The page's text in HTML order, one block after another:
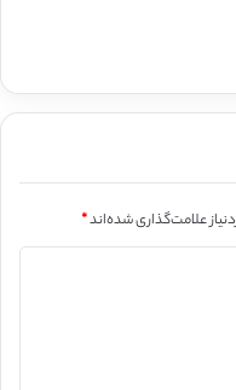
علامت‌گذاری شده‌اند*